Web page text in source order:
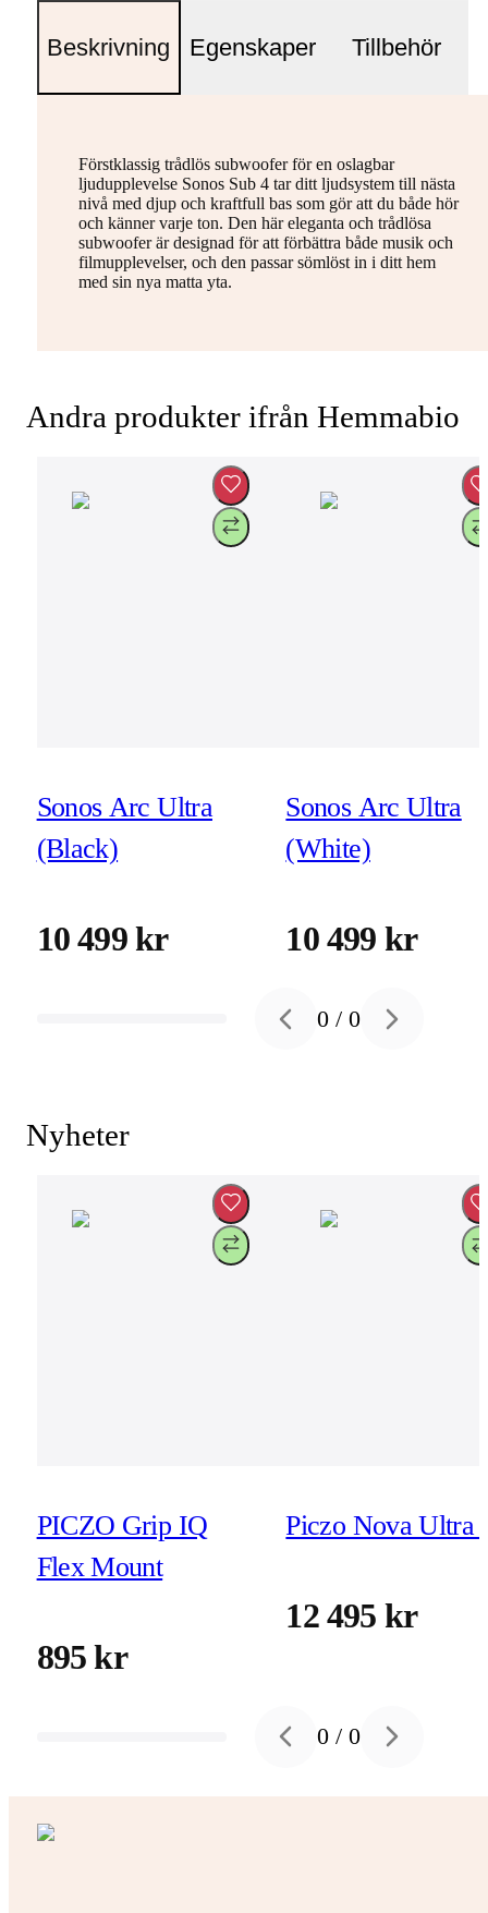
Beskrivning Egenskaper Tillbehör
Förstklassig trådlös subwoofer för en oslagbar
ljudupplevelse Sonos Sub 4 tar ditt ljudsystem till nästa
nivå med djup och kraftfull bas som gör att du både hör
och känner varje ton. Den här eleganta och trådlösa
subwoofer är designad för att förbättra både musik och
filmupplevelser, och den passar sömlöst in i ditt hem
med sin nya matta yta.
Andra produkter ifrån Hemmabio
Sonos Arc Ultra
(Black)
10 499 kr
Sonos Arc Ultra
(White)
10 499 kr
Previous slide
0 /0 Next slide
Nyheter
PICZO Grip IQ
Flex Mount
895 kr
Piczo Nova Ultra
12 495 kr
Previous slide
0 /0 Next slide